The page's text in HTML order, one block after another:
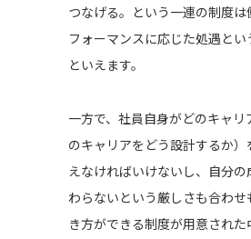
つなげる。という一連の制度
フォーマンスに応じた処遇と
といえます。
一方で、社員自身がどのキャ
のキャリアをどう設計するか
えなければいけないし、自分
わらないという厳しさも合わ
き方ができる制度が用意され